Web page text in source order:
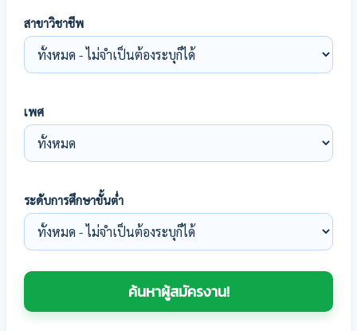
สาขาวิชาชีพ
เพศ
ระดับการศึกษาขั้นต่ำ